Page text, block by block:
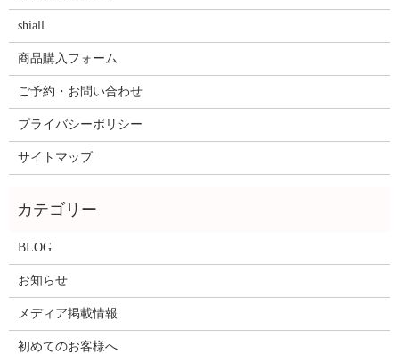
shiall
商品購入フォーム
ご予約・お問い合わせ
プライバシーポリシー
サイトマップ
BLOG
お知らせ
メディア掲載情報
初めてのお客様へ